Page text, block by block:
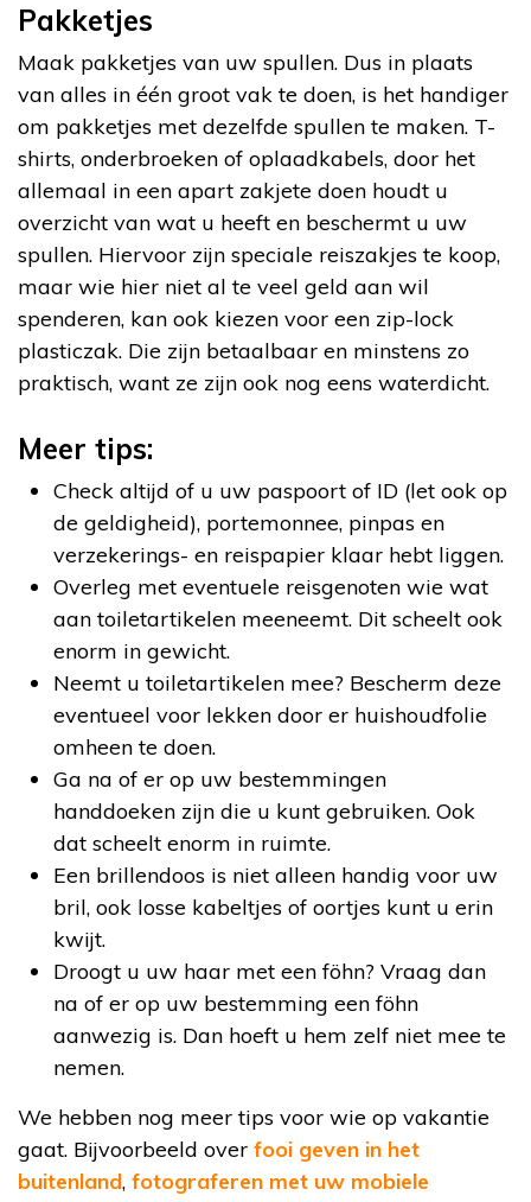
Pakketjes
Maak pakketjes van uw spullen. Dus in plaats
van alles in één groot vak te doen, is het handiger
om pakketjes met dezelfde spullen te maken. T-
shirts, onderbroeken of oplaadkabels, door het
allemaal in een apart zakjete doen houdt u
overzicht van wat u heeft en beschermt u uw
spullen. Hiervoor zijn speciale reiszakjes te koop,
maar wie hier niet al te veel geld aan wil
spenderen, kan ook kiezen voor een zip-lock
plasticzak. Die zijn betaalbaar en minstens zo
praktisch, want ze zijn ook nog eens waterdicht.
Meer tips:
Check altijd of u uw paspoort of ID (let ook op
de geldigheid), portemonnee, pinpas en
verzekerings- en reispapier klaar hebt liggen.
Overleg met eventuele reisgenoten wie wat
aan toiletartikelen meeneemt. Dit scheelt ook
enorm in gewicht.
Neemt u toiletartikelen mee? Bescherm deze
eventueel voor lekken door er huishoudfolie
omheen te doen.
Ga na of er op uw bestemmingen
handdoeken zijn die u kunt gebruiken. Ook
dat scheelt enorm in ruimte.
Een brillendoos is niet alleen handig voor uw
bril, ook losse kabeltjes of oortjes kunt u erin
kwijt.
Droogt u uw haar met een föhn? Vraag dan
na of er op uw bestemming een föhn
aanwezig is. Dan hoeft u hem zelf niet mee te
nemen.
We hebben nog meer tips voor wie op vakantie
gaat. Bijvoorbeeld over fooi geven in het
buitenland, fotograferen met uw mobiele